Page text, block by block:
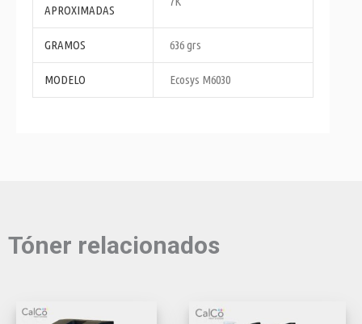
APROXIMADAS
GRAMOS 636 grs
MODELO Ecosys M6030
Tóner relacionados